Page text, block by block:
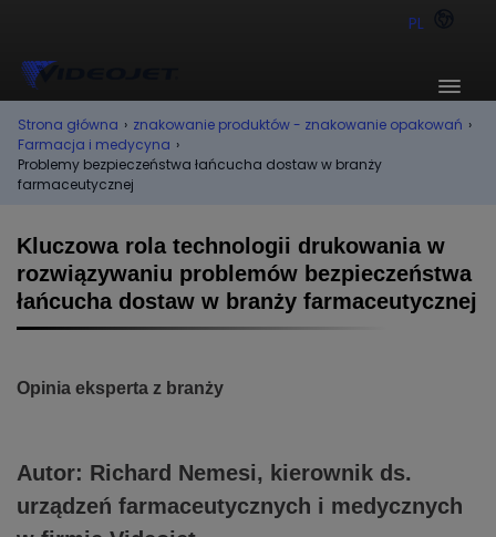
PL
Strona główna › znakowanie produktów - znakowanie opakowań ›
Farmacja i medycyna ›
Problemy bezpieczeństwa łańcucha dostaw w branży
farmaceutycznej
Kluczowa rola technologii drukowania w
rozwiązywaniu problemów bezpieczeństwa
łańcucha dostaw w branży farmaceutycznej
Opinia eksperta z branży
Autor: Richard Nemesi, kierownik ds.
urządzeń farmaceutycznych i medycznych